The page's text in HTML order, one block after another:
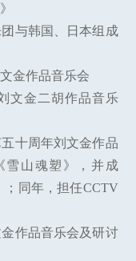
与韩国、日本组成
金作品音乐会
文金二胡作品音乐
十周年刘文金作品
雪山魂塑》，并成
；同年，担任CCTV
作品音乐会及研讨